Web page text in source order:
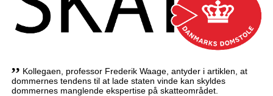
,, Kollegaen, professor Frederik Waage, antyder i artiklen, at
dommernes tendens til at lade staten vinde kan skyldes
dommernes manglende ekspertise på skatteområdet.